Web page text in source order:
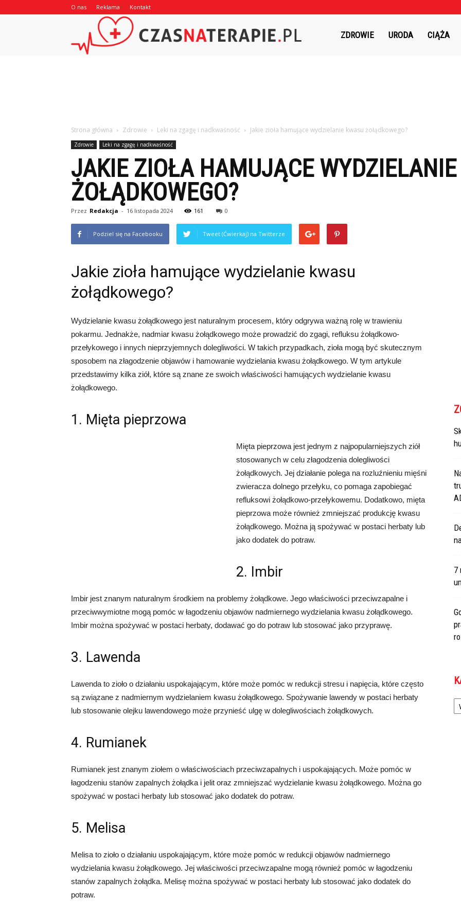
O nas Reklama Kontakt
Czasnaterapie.plZDROWIE URODA CIĄŻA
Strona główna Zdrowie Leki na zgagę i nadkwaśność Jakie zioła hamujące wydzielanie kwasu żołądkowego?
Zdrowie Leki na zgagę i nadkwaśność
JAKIE ZIOŁA HAMUJĄCE
ŻOŁĄDKOWEGO?
Przez Redakcja - 16 listopada 2024 161 0
Podziel się na Facebooku Tweet (Ćwierkaj) na Twitterze
Jakie zioła hamujące wydzielanie kwasu
żołądkowego?
Wydzielanie kwasu żołądkowego jest naturalnym procesem, który odgrywa ważną rolę w trawieniu
pokarmu. Jednakże, nadmiar kwasu żołądkowego może prowadzić do zgagi, refluksu żołądkowo-
przełykowego i innych nieprzyjemnych dolegliwości. W takich przypadkach, zioła mogą być skutecznym
sposobem na złagodzenie objawów i hamowanie wydzielania kwasu żołądkowego. W tym artykule
przedstawimy kilka ziół, które są znane ze swoich właściwości hamujących wydzielanie kwasu
żołądkowego.
1. Mięta pieprzowa
Mięta pieprzowa jest jednym z najpopularniejszych ziół
stosowanych w celu złagodzenia dolegliwości
żołądkowych. Jej działanie polega na rozluźnieniu mięśni
zwieracza dolnego przełyku, co pomaga zapobiegać
refluksowi żołądkowo-przełykowemu. Dodatkowo, mięta
pieprzowa może również zmniejszać produkcję kwasu
żołądkowego. Można ją spożywać w postaci herbaty lub
jako dodatek do potraw.
2. Imbir
Imbir jest znanym naturalnym środkiem na problemy żołądkowe. Jego właściwości przeciwzapalne i
przeciwwymiotne mogą pomóc w łagodzeniu objawów nadmiernego wydzielania kwasu żołądkowego.
Imbir można spożywać w postaci herbaty, dodawać go do potraw lub stosować jako przyprawę.
3. Lawenda
Lawenda to zioło o działaniu uspokajającym, które może pomóc w redukcji stresu i napięcia, które często
są związane z nadmiernym wydzielaniem kwasu żołądkowego. Spożywanie lawendy w postaci herbaty
lub stosowanie olejku lawendowego może przynieść ulgę w dolegliwościach żołądkowych.
4. Rumianek
Rumianek jest znanym ziołem o właściwościach przeciwzapalnych i uspokajających. Może pomóc w
łagodzeniu stanów zapalnych żołądka i jelit oraz zmniejszać wydzielanie kwasu żołądkowego. Można go
spożywać w postaci herbaty lub stosować jako dodatek do potraw.
5. Melisa
Melisa to zioło o działaniu uspokajającym, które może pomóc w redukcji objawów nadmiernego
wydzielania kwasu żołądkowego. Jej właściwości przeciwzapalne mogą również pomóc w łagodzeniu
stanów zapalnych żołądka. Melisę można spożywać w postaci herbaty lub stosować jako dodatek do
potraw.
7